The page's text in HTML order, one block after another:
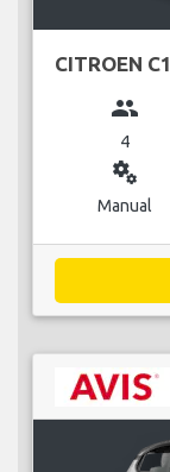
CITROEN C1
group
4
miscellaneous_services
Manual